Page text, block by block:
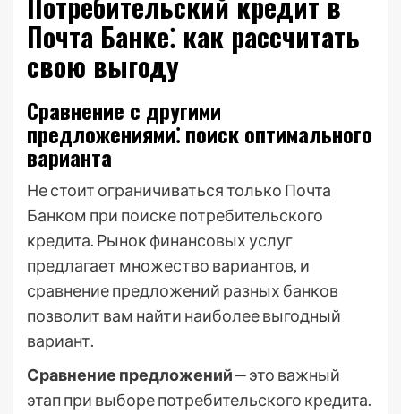
Почта Банке⁚ как рассчитать
свою выгоду
Сравнение с другими
предложениями⁚ поиск оптимального
варианта
Не стоит ограничиваться только Почта
Банком при поиске потребительского
кредита. Рынок финансовых услуг
предлагает множество вариантов, и
сравнение предложений разных банков
позволит вам найти наиболее выгодный
вариант.
Сравнение предложений‒ это важный
этап при выборе потребительского кредита.